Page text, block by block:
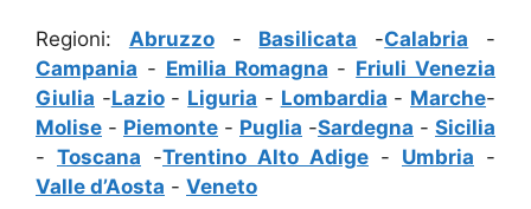
Regioni: Abruzzo- Basilicata -Calabria -
Campania - Emilia Romagna - Friuli Venezia
Giulia -Lazio- Liguria - Lombardia - Marche-
Molise - Piemonte - Puglia -Sardegna - Sicilia
- Toscana -Trentino Alto Adige - Umbria -
Valle d’Aosta - Veneto